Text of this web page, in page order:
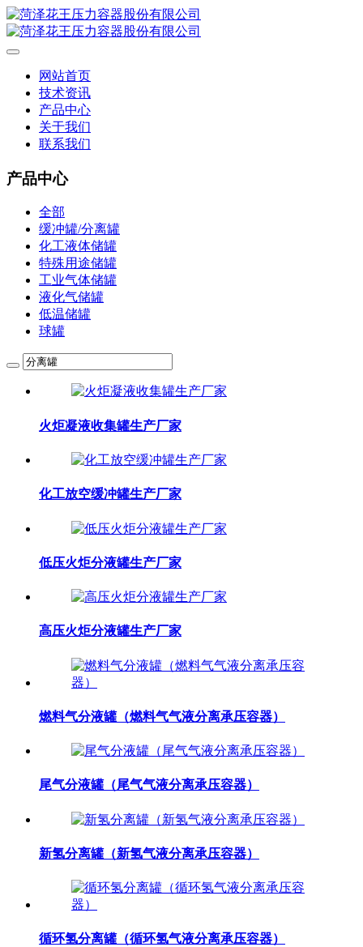
网站首页
技术资讯
产品中心
关于我们
联系我们
产品中心
全部
缓冲罐/分离罐
化工液体储罐
特殊用途储罐
工业气体储罐
液化气储罐
低温储罐
球罐
火炬凝液收集罐生产厂家
化工放空缓冲罐生产厂家
低压火炬分液罐生产厂家
高压火炬分液罐生产厂家
燃料气分液罐（燃料气气液分离承压容器）
尾气分液罐（尾气气液分离承压容器）
新氢分离罐（新氢气液分离承压容器）
循环氢分离罐（循环氢气液分离承压容器）